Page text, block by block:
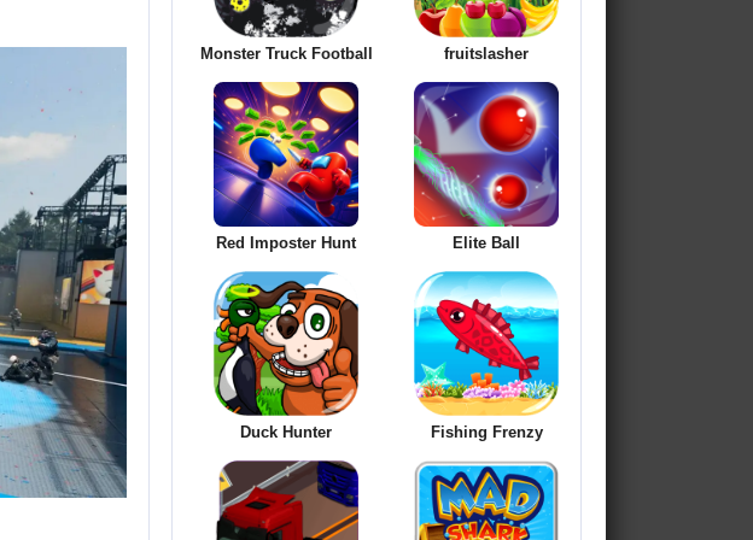
Monster Truck Football fruitslasher
Red Imposter Hunt Elite Ball
Duck Hunter Fishing Frenzy